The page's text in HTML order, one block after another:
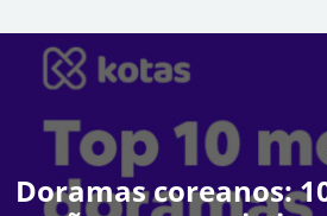
Doramas coreanos: